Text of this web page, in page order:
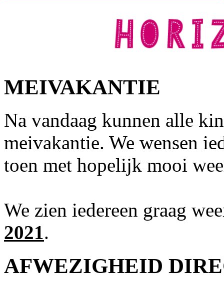
MEIVAKANTIE
Na vandaag kunnen alle
meivakantie. We wensen
toen met hopelijk mooi
We zien iedereen graag
2021.
AFWEZIGHEID